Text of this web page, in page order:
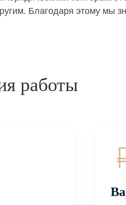
Благодаря этому мы
работы